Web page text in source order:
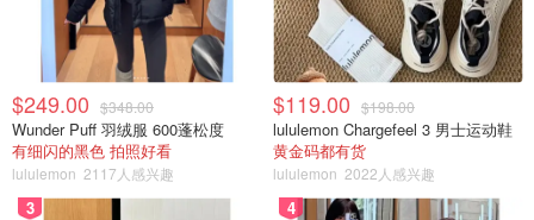
$249.00 $348.00
Wunder Puff 羽绒服 600蓬松度
有细闪的黑色 拍照好看
lululemon 2117人感兴趣
$119.00 $198.00
lululemon Chargefeel 3 男士运动鞋
黄金码都有货
lululemon 2022人感兴趣
3 4